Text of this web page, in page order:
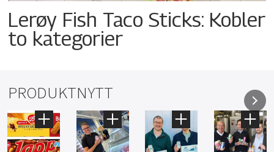
Lerøy Fish Taco Sticks: Kobler
to kategorier
PRODUKTNYTT